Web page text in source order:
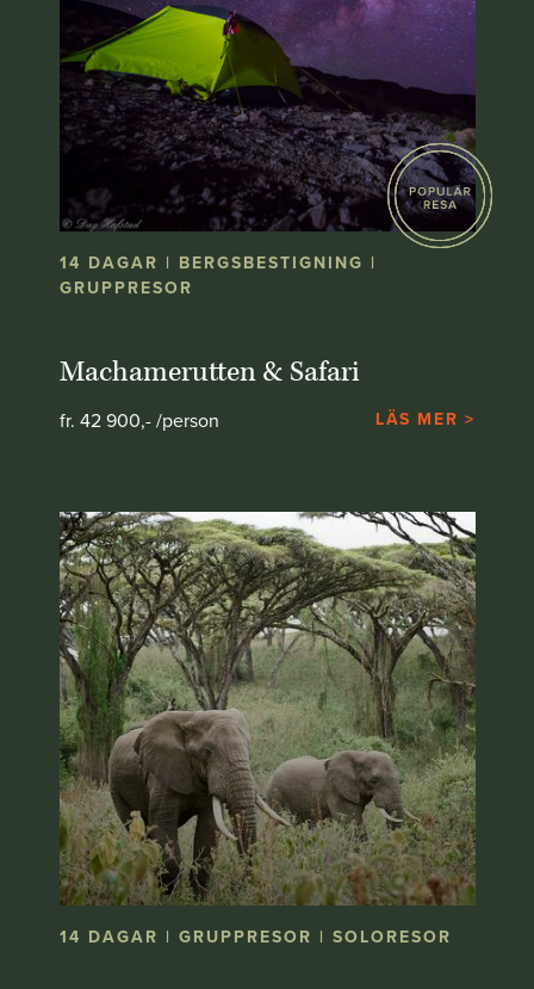
14 DAGAR | BERGSBESTIGNING |
GRUPPRESOR
Machamerutten & Safari
fr. 42 900,- /person LÄS MER >
14 DAGAR | GRUPPRESOR | SOLORESOR